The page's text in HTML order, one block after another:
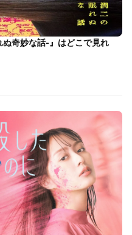
ぬ奇妙な話-』はどこで見れ